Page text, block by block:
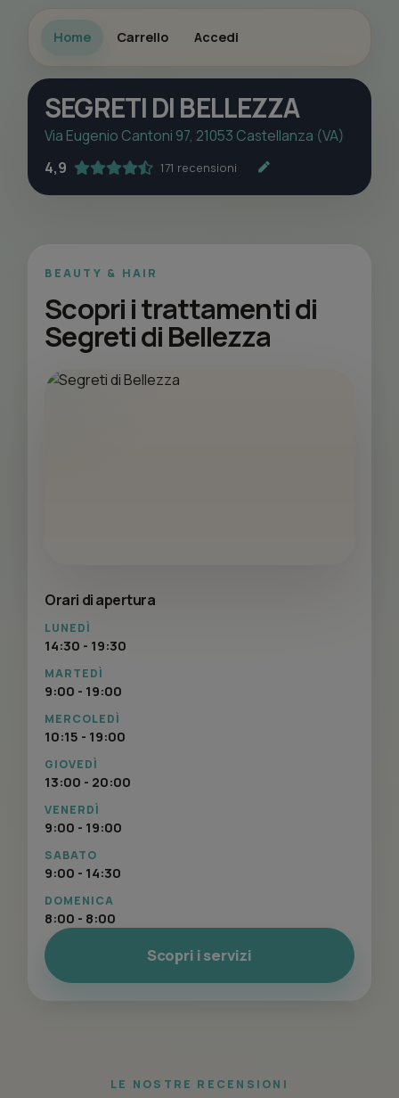
Home Carrello Accedi
SEGRETI DI BELLEZZA
Via Eugenio Cantoni 97, 21053 Castellanza (VA)
4,9
171 recensioni
BEAUTY & HAIR
Scopri i trattamenti di
Segreti di Bellezza
Orari di apertura
LUNEDÌ
14:30 - 19:30
MARTEDÌ
9:00 - 19:00
MERCOLEDÌ
10:15 - 19:00
GIOVEDÌ
13:00 - 20:00
VENERDÌ
9:00 - 19:00
SABATO
9:00 - 14:30
DOMENICA
8:00 - 8:00
Scopri i servizi
LE NOSTRE RECENSIONI